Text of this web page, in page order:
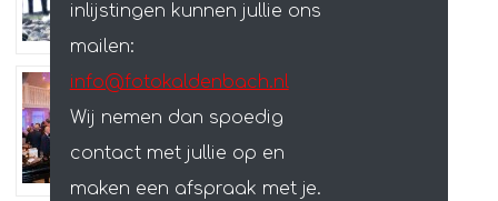
inlijstingen kunnen jullie ons
mailen:
info@fotokaldenbach.nl
Wij nemen dan spoedig
contact met jullie op en
maken een afspraak met je.